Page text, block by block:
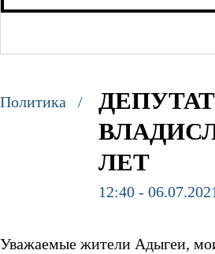
Политика /
ЛЕТ
12:40 -
Уважаемые жители Адыгеи,